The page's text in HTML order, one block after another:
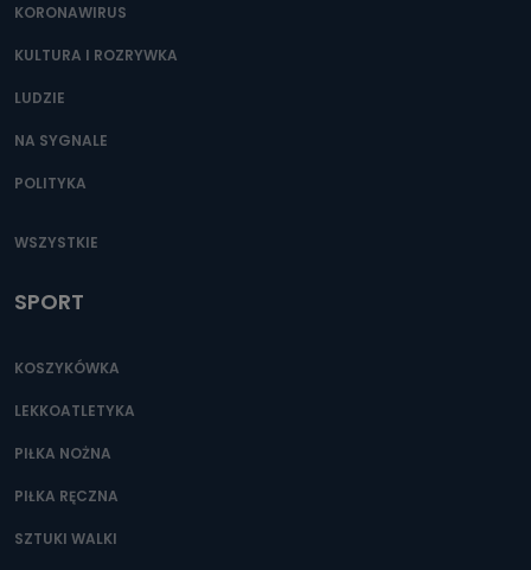
KORONAWIRUS
KULTURA I ROZRYWKA
LUDZIE
NA SYGNALE
POLITYKA
WSZYSTKIE
SPORT
KOSZYKÓWKA
LEKKOATLETYKA
PIŁKA NOŻNA
PIŁKA RĘCZNA
SZTUKI WALKI